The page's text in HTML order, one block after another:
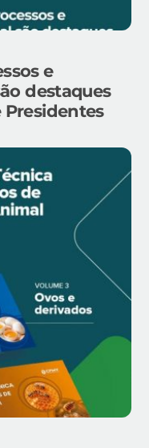
e
destaques
Presidentes